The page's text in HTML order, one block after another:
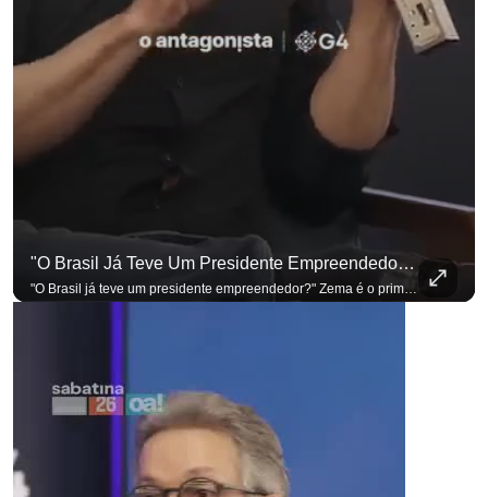
"O Brasil Já Teve Um Presidente Empreendedor?"